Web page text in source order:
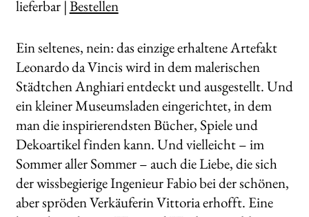
lieferbar |Bestellen
Ein seltenes, nein: das einzige erhaltene Artefakt
Leonardo da Vincis wird in dem malerischen
Städtchen Anghiari entdeckt und ausgestellt. Und
ein kleiner Museumsladen eingerichtet, in dem
man die inspirierendsten Bücher, Spiele und
Dekoartikel finden kann. Und vielleicht – im
Sommer aller Sommer – auch die Liebe, die sich
der wissbegierige Ingenieur Fabio bei der schönen,
aber spröden Verkäuferin Vittoria erhofft. Eine